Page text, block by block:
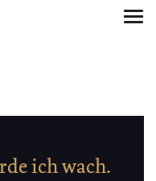
ich wach.